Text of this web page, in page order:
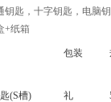
钥匙，十字钥匙，电脑
+纸箱
包装
(S槽)
礼